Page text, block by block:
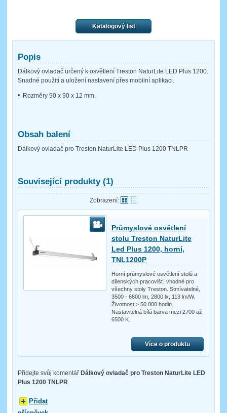
Katalogový list
Popis
Dálkový ovladač určený k osvětlení Treston NaturLite LED Plus 1200.
Snadné použití a uložení nastavení přes mobilní aplikaci.
Rozměry 90 x 90 x 12 mm.
Obsah balení
Dálkový ovladač pro Treston NaturLite LED Plus 1200 TNLPR
Související produkty (1)
Zobrazení:
Průmyslové osvětlení
stolu Treston NaturLite
Led Plus 1200, horní,
TNL1200P
Horní průmyslové osvětlení stolů a
dílenských pracovišť, vhodné pro
všechny stoly Treston. Stmívatelné,
3500 - 6800 lm, 2800 lx, 113 lm/W.
Životnost > 50 000 hodin.
Nastavitelná bílá barva mezi 2700 až
6500 K.
Více o produktu
Přidejte svůj komentář Dálkový ovladač pro Treston NaturLite LED
Plus 1200 TNLPR
Přidat